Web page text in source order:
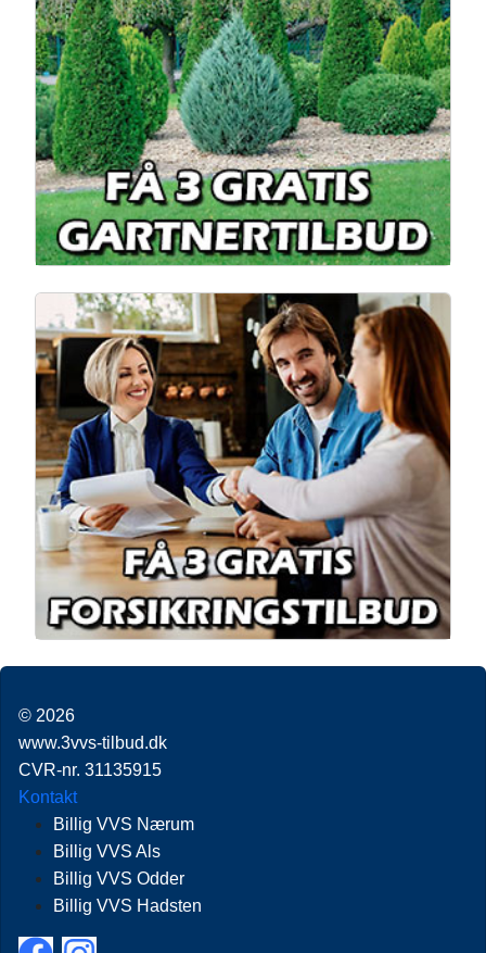
© 2026
www.3vvs-tilbud.dk
CVR-nr. 31135915
Kontakt
Billig VVS Nærum
Billig VVS Als
Billig VVS Odder
Billig VVS Hadsten